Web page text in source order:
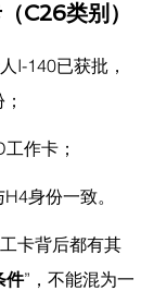
C26类别）
I-140已获批，
作卡；
身份一致。
卡背后都有其
件”，不能混为一